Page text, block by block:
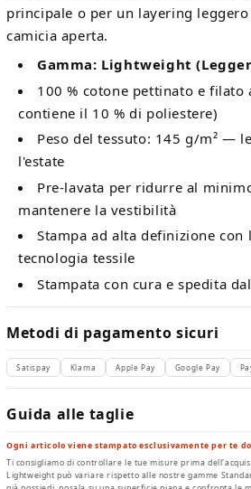
principale o per un layering
camicia aperta.
Gamma: Lightweight
100 % cotone pettinato e filato
contiene il 10 % di poliestere)
Peso del tessuto: 145 g/m² —
l'estate
Pre-lavata per ridurre al
mantenere la vestibilità
Stampa ad alta definizione con
tecnologia tessile
Stampata con cura e spedita
Metodi di pagamento sicuri
Satispay Klarna Apple Pay Google Pay
Guida alle taglie
Ogni articolo viene stampato esclusivamente per te
Ti consigliamo di controllare le tue misure prima
Lightweight può variare rispetto alle nostre gamme